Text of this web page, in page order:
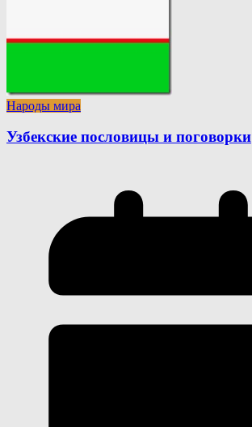
Народы мира
Узбекские пословицы и поговорки